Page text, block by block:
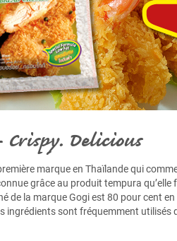
Crispy. Delicious
marque en Thaïlande qui
grâce au produit tempura
de la marque Gogi est 80 pour cent
ingrédients sont fréquemment utilisés